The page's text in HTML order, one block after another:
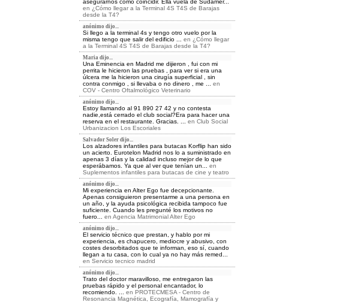
asegurarnos como coincidir. Ella vuela de Sudamér...
en ¿Cómo llegar a la Terminal 4S T4S de Barajas
desde la T4?
anónimo dijo...
Si llego a la terminal 4s y tengo otro vuelo por la
misma tengo que salir del edificio ... en ¿Cómo llegar
a la Terminal 4S T4S de Barajas desde la T4?
Maria dijo...
Una Eminencia en Madrid me dijieron , fui con mi
perrita le hicieron las pruebas , para ver si era una
úlcera me la hicieron una cirugía superficial , sin
contra conmigo , si llevaba o no dinero , me ... en
COV - Centro Oftalmológico Veterinario
anónimo dijo...
Estoy llamando al 91 890 27 42 y no contesta
nadie,está cerrado el club social?Era para hacer una
reserva en el restaurante. Gracias. ... en Club Social
Urbanizacion Los Escoriales
Salvador Soler dijo...
Los alzadores infantiles para butacas Korflip han sido
un acierto. Eurotelon Madrid nos lo a suministrado en
apenas 3 días y la calidad incluso mejor de lo que
esperábamos. Ya que al ver que tenían un... en
Suplementos infantiles para butacas de cine y teatro
anónimo dijo...
Mi experiencia en Alter Ego fue decepcionante.
Apenas consiguieron presentarme a una persona en
un año, y la ayuda psicológica recibida tampoco fue
suficiente. Cuando les pregunté los motivos no
fuero... en Agencia Matrimonial Alter Ego
anónimo dijo...
El servicio técnico que prestan, y hablo por mi
experiencia, es chapucero, mediocre y abusivo, con
costes desorbitados que te informan, eso sí, cuando
llegan a tu casa, con lo cual ya no hay más remed...
en Servicio tecnico madrid
anónimo dijo...
Trato del doctor maravilloso, me entregaron las
pruebas rápido y el personal encantador, lo
recomiendo. ... en PROTECMESA - Centro de
Resonancia Magnética, Ecografía, Mamografía y